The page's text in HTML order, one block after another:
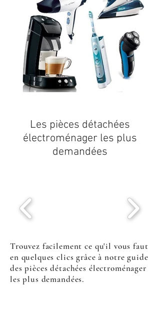
Les pièces détachées
électroménager les plus
demandées
Trouvez facilement ce qu'il vous faut
en quelques clics grâce à notre guide
des pièces détachées électroménager
les plus demandées.